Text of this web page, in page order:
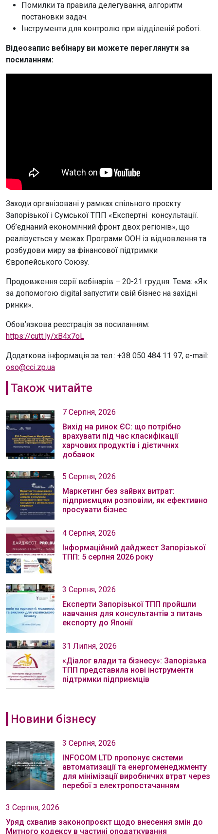
Помилки та правила делегування, алгоритм
постановки задач.
Інструменти для контролю при відділеній роботі.
Відеозапис вебінару ви можете переглянути за
посиланням:
Заходи організовані у рамках спільного проєкту
Запорізької і Сумської ТПП «Експертні консультації.
Об’єднаний економічний фронт двох регіонів», що
реалізується у межах Програми ООН із відновлення та
розбудови миру за фінансової підтримки
Європейського Союзу.
Продовження серії вебінарів – 20-21 грудня. Тема: «Як
за допомогою digital запустити свій бізнес на західні
ринки».
Обов’язкова реєстрація за посиланням:
https://cutt.ly/xB4x7oL
Додаткова інформація за тел.: +38 050 484 11 97, e-mail:
oso@cci.zp.ua
Також читайте
7 Серпня, 2026
Вихід на ринок ЄС: що потрібно
врахувати під час класифікації
харчових продуктів і дієтичних
добавок
5 Серпня, 2026
Маркетинг без зайвих витрат:
підприємцям розповіли, як ефективно
просувати бізнес
4 Серпня, 2026
Інформаційний дайджест Запорізької
ТПП: 5 серпня 2026 року
3 Серпня, 2026
Експерти Запорізької ТПП пройшли
навчання для консультантів з питань
експорту до Японії
31 Липня, 2026
«Діалог влади та бізнесу»: Запорізька
ТПП представила нові інструменти
підтримки підприємців
Новини бізнесу
3 Серпня, 2026
INFOCOM LTD пропонує системи
автоматизації та енергоменеджменту
для мінімізації виробничих втрат через
перебої з електропостачанням
3 Серпня, 2026
Уряд схвалив законопроєкт щодо внесення змін до
Митного кодексу в частині оподаткування